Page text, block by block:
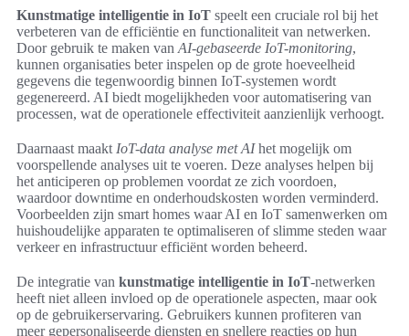
Kunstmatige intelligentie in IoT speelt een cruciale rol bij het
verbeteren van de efficiëntie en functionaliteit van netwerken.
Door gebruik te maken van AI-gebaseerde IoT-monitoring,
kunnen organisaties beter inspelen op de grote hoeveelheid
gegevens die tegenwoordig binnen IoT-systemen wordt
gegenereerd. AI biedt mogelijkheden voor automatisering van
processen, wat de operationele effectiviteit aanzienlijk verhoogt.
Daarnaast maakt IoT-data analyse met AIhet mogelijk om
voorspellende analyses uit te voeren. Deze analyses helpen bij
het anticiperen op problemen voordat ze zich voordoen,
waardoor downtime en onderhoudskosten worden verminderd.
Voorbeelden zijn smart homes waar AI en IoT samenwerken om
huishoudelijke apparaten te optimaliseren of slimme steden waar
verkeer en infrastructuur efficiënt worden beheerd.
De integratie van kunstmatige intelligentie in IoT-netwerken
heeft niet alleen invloed op de operationele aspecten, maar ook
op de gebruikerservaring. Gebruikers kunnen profiteren van
meer gepersonaliseerde diensten en snellere reacties op hun